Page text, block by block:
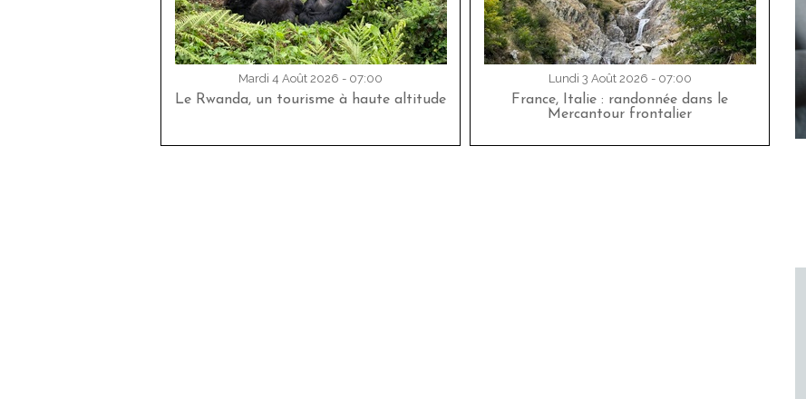
Mardi 4 Août 2026 - 07:00
Le Rwanda, un tourisme à haute altitude
Lundi 3 Août 2026 - 07:00
France, Italie : randonnée dans le
Mercantour frontalier